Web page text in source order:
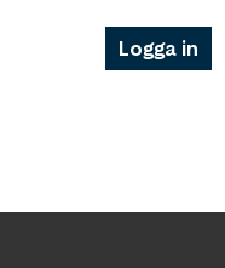
Logga in